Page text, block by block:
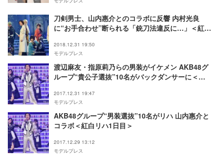
刀剣男士、山内惠介とのコラボに反響 内村光良
に“お手合わせ”断られる「銃刀法違反に…」＜紅白
2018.12.31 19:50
モデルプレス
渡辺麻友・指原莉乃らの男装がイケメン AKB48グ
ループ“貴公子選抜”10名がバックダンサーに＜紅
2017.12.31 19:47
モデルプレス
AKB48グループ“男装選抜”10名がリハ 山内惠介と
コラボ＜紅白リハ1日目＞
2017.12.29 13:12
モデルプレス